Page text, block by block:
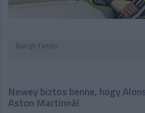
Balogh Tamás
Newey biztos benne, hogy
Aston Martinnál